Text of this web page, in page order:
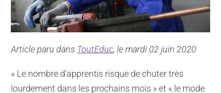
Article paru dans ToutEduc, le mardi 02 juin 2020
« Le nombre d’apprentis risque de chuter très
lourdement dans les prochains mois » et « le mode